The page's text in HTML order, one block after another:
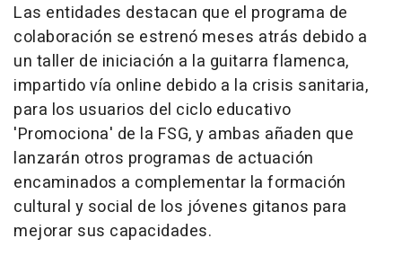
Las entidades destacan que el programa de
colaboración se estrenó meses atrás debido a
un taller de iniciación a la guitarra flamenca,
impartido vía online debido a la crisis sanitaria,
para los usuarios del ciclo educativo
'Promociona' de la FSG, y ambas añaden que
lanzarán otros programas de actuación
encaminados a complementar la formación
cultural y social de los jóvenes gitanos para
mejorar sus capacidades.